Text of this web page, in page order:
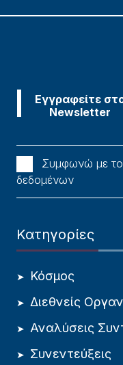
Συμφωνώ με
δεδομένων
Κατηγορίες
Κόσμος
Διεθνείς
Αναλύσεις
Συνεντεύξεις